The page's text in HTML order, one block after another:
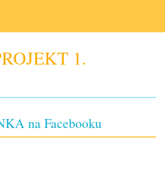
1.
na Facebooku